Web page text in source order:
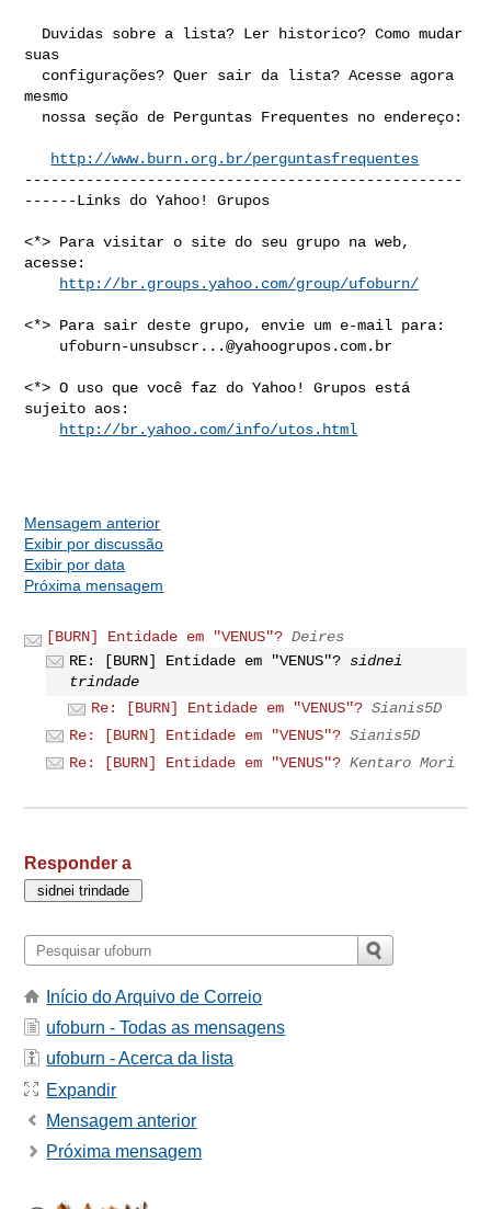
suas
mesmo
http://www.burn.org.br/perguntasfrequentes
--------------------------------------------------
------Links do Yahoo! Grupos
<*> Para visitar o site do seu grupo na web,
acesse:
http://br.groups.yahoo.com/group/ufoburn/
<*> Para sair deste grupo, envie um e-mail para:
ufoburn-unsubscr...@yahoogrupos.com.br
<*> O uso que você faz do Yahoo! Grupos está
sujeito aos:
http://br.yahoo.com/info/utos.html
Mensagem anterior
Exibir por discussão
Exibir por data
Próxima mensagem
[BURN] Entidade em "VENUS"? Deires
RE: [BURN] Entidade em "VENUS"? sidnei
trindade
Re: [BURN] Entidade em "VENUS"? Sianis5D
Re: [BURN] Entidade em "VENUS"? Sianis5D
Re: [BURN] Entidade em "VENUS"? Kentaro Mori
Responder a
Início do Arquivo de Correio
ufoburn - Todas as mensagens
ufoburn - Acerca da lista
Expandir
Mensagem anterior
Próxima mensagem